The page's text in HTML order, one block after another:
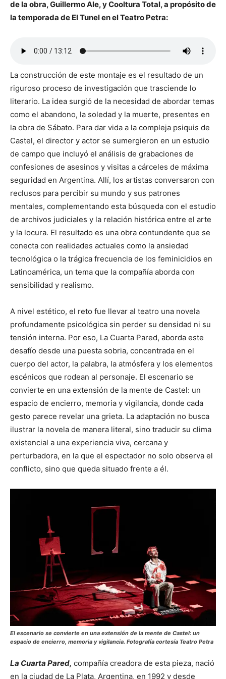
de la obra, Guillermo Ale, y Cooltura Total, a propósito de
la temporada de El Tunel en el Teatro Petra:
La construcción de este montaje es el resultado de un
riguroso proceso de investigación que trasciende lo
literario. La idea surgió de la necesidad de abordar temas
como el abandono, la soledad y la muerte, presentes en
la obra de Sábato. Para dar vida a la compleja psiquis de
Castel, el director y actor se sumergieron en un estudio
de campo que incluyó el análisis de grabaciones de
confesiones de asesinos y visitas a cárceles de máxima
seguridad en Argentina. Allí, los artistas conversaron con
reclusos para percibir su mundo y sus patrones
mentales, complementando esta búsqueda con el estudio
de archivos judiciales y la relación histórica entre el arte
y la locura. El resultado es una obra contundente que se
conecta con realidades actuales como la ansiedad
tecnológica o la trágica frecuencia de los feminicidios en
Latinoamérica, un tema que la compañía aborda con
sensibilidad y realismo.
A nivel estético, el reto fue llevar al teatro una novela
profundamente psicológica sin perder su densidad ni su
tensión interna. Por eso, La Cuarta Pared, aborda este
desafío desde una puesta sobria, concentrada en el
cuerpo del actor, la palabra, la atmósfera y los elementos
escénicos que rodean al personaje. El escenario se
convierte en una extensión de la mente de Castel: un
espacio de encierro, memoria y vigilancia, donde cada
gesto parece revelar una grieta. La adaptación no busca
ilustrar la novela de manera literal, sino traducir su clima
existencial a una experiencia viva, cercana y
perturbadora, en la que el espectador no solo observa el
conflicto, sino que queda situado frente a él.
El escenario se convierte en una extensión de la mente de Castel: un
espacio de encierro, memoria y vigilancia. Fotografía cortesía Teatro Petra
La Cuarta Pared, compañía creadora de esta pieza, nació
en la ciudad de La Plata, Argentina, en 1992 y desde